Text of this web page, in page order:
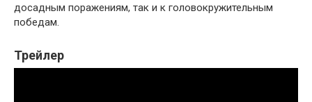
досадным поражениям, так и к головокружительным
победам.
Трейлер